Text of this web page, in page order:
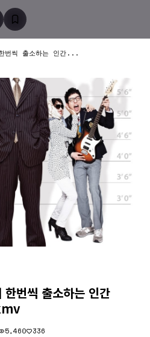
번씩 출소하는 인간...
번씩 출소하는 인간
5,460 336